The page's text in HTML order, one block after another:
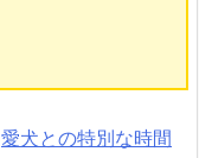
愛犬との特別な時間